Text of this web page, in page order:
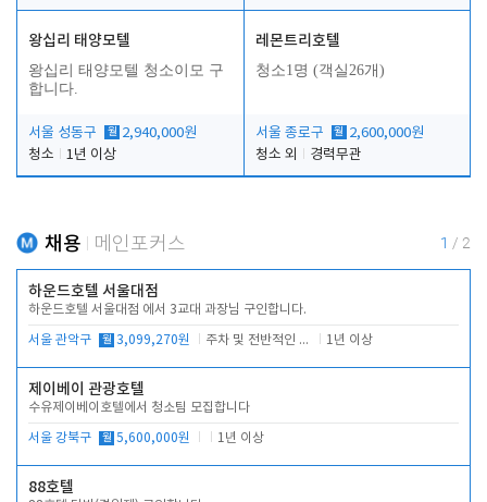
왕십리 태양모텔
왕십리 태양모텔 청소이모 구
합니다.
서울 성동구 월 2,940,000원
청소
1년 이상
레몬트리호텔
청소1명 (객실26개)
서울 종로구 월 2,600,000원
청소 외
경력무관
채용 메인포커스 1 / 2
하운드호텔 서울대점
하운드호텔 서울대점 에서 3교대 과장님 구인합니다.
서울 관악구 월 3,099,270원 주차 및 전반적인 당번업무 1년 이상
제이베이 관광호텔
수유제이베이호텔에서 청소팀 모집합니다
서울 강북구 월 5,600,000원 1년 이상
88호텔